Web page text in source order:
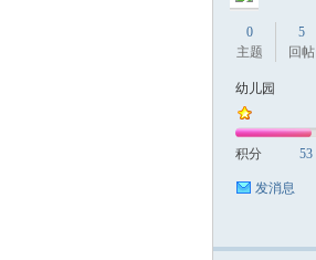
0
主题
5
回帖
幼儿园
积分 53
发消息